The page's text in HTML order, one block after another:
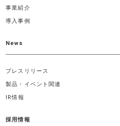
事業紹介
導入事例
News
プレスリリース
製品・イベント関連
IR情報
採用情報